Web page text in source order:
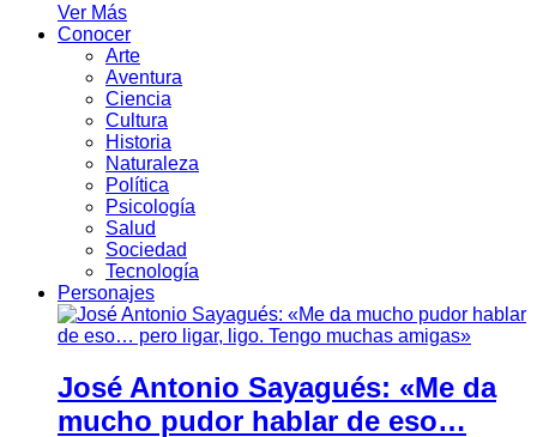
Ver Más
Conocer
Arte
Aventura
Ciencia
Cultura
Historia
Naturaleza
Política
Psicología
Salud
Sociedad
Tecnología
Personajes
José Antonio Sayagués: «Me da
mucho pudor hablar de eso…